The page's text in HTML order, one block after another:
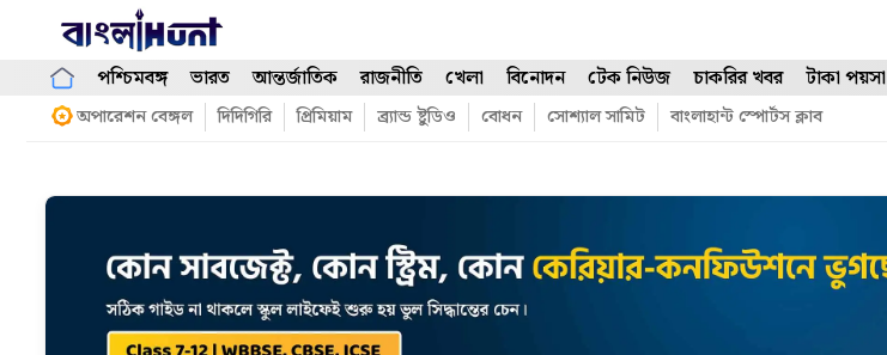
content
পশ্চিমবঙ্গ ভারত আন্তর্জাতিক রাজনীতি খেলা বিনোদন টেক নিউজ চাকরির খবর টাকা পয়সা
অপারেশন বেঙ্গল দিদিগিরি প্রিমিয়াম ব্র্যান্ড ষ্টুডিও বোধন সোশ্যাল সামিট বাংলাহান্ট স্পোর্টস ক্লাব